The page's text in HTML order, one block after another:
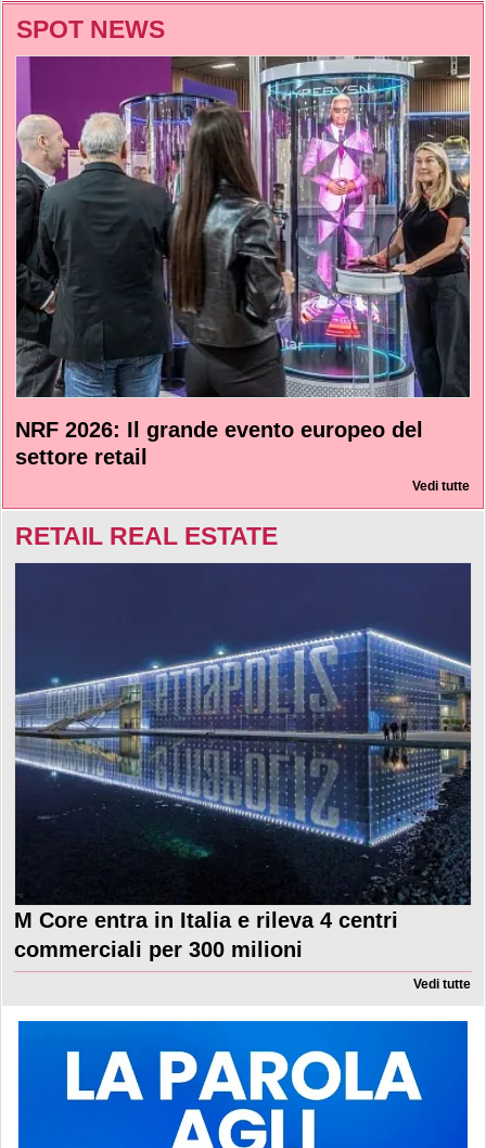
SPOT NEWS
NRF 2026: Il grande evento europeo del
settore retail
Vedi tutte
RETAIL REAL ESTATE
M Core entra in Italia e rileva 4 centri
commerciali per 300 milioni
Vedi tutte